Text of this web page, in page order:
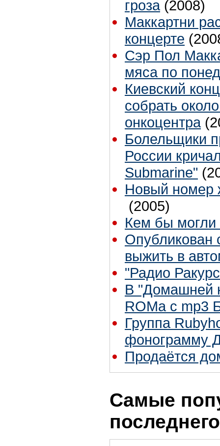
гроза (2008)
Маккартни
концерте
Сэр Пол
мяса по
Киевский
собрать
онкоцентра
Болельщики
России
Submarine"
Новый номер
(2005)
Кем бы могли
Опубликован
выжить в
"Радио
В "Домашней
ROMа с mp3
Группа
фонограмму
Продаётся
Самые